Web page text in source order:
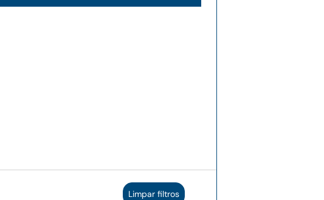
Limpar filtros